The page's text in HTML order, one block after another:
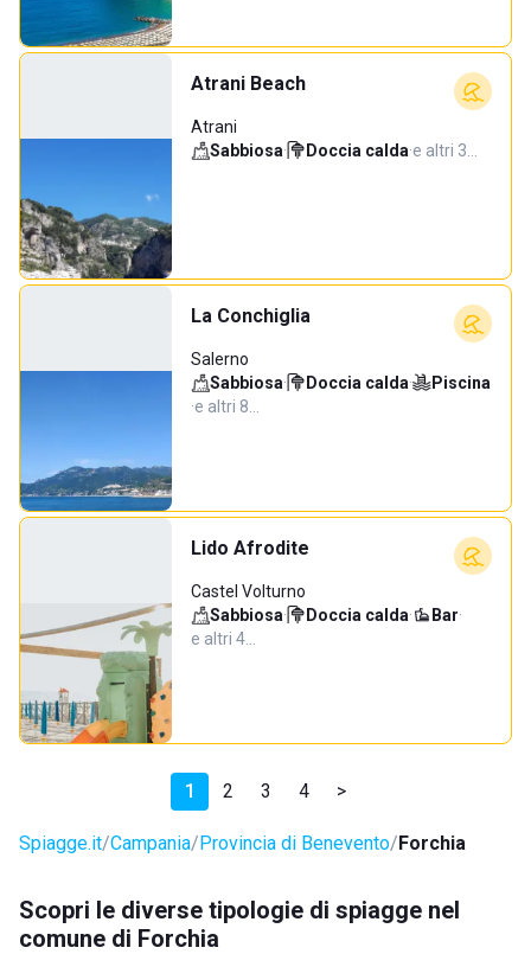
Atrani Beach
Atrani
Sabbiosa· Doccia calda·e altri 3…
La Conchiglia
Salerno
Sabbiosa· Doccia calda·
Piscina
·e altri 8…
Lido Afrodite
Castel Volturno
Sabbiosa· Doccia calda· Bar·
e altri 4…
1 2 3 4 >
Spiagge.it Campania Provincia di Benevento Forchia
Scopri le diverse tipologie di spiagge nel
comune di Forchia